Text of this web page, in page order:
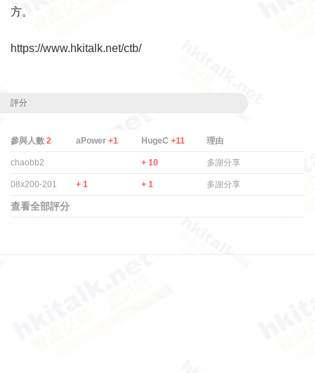
方。
https://www.hkitalk.net/ctb/
評分
參與人數 2 aPower +1 HugeC +11 理由
chaobb2 + 10 多謝分享
08x200-201 + 1 + 1 多謝分享
查看全部評分